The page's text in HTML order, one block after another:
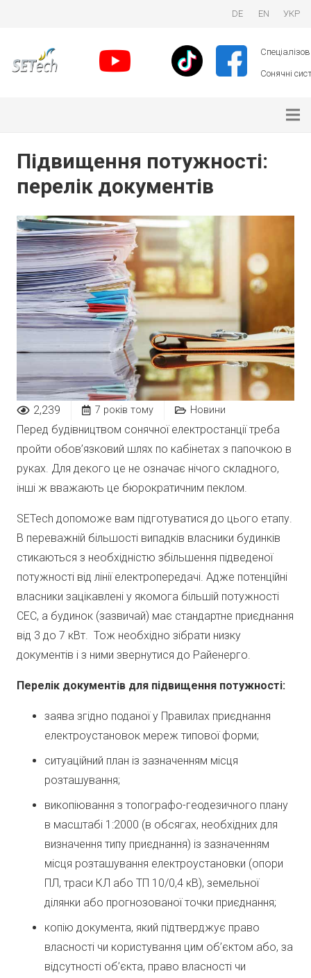
DE EN УКР
Сонячні
Підвищення потужності:
перелік документів
2,239 7 років тому Новини
Перед будівництвом сонячної електростанції треба
пройти обов’язковий шлях по кабінетах з папочкою в
руках. Для декого це не означає нічого складного,
інші ж вважають це бюрократичним пеклом.
SETech допоможе вам підготуватися до цього етапу.
В переважній більшості випадків власники будинків
стикаються з необхідністю збільшення підведеної
потужності від лінії електропередачі. Адже потенційні
власники зацікавлені у якомога більшій потужності
СЕС, а будинок (зазвичай) має стандартне приєднання
від 3 до 7 кВт. Тож необхідно зібрати низку
документів і з ними звернутися до Райенерго.
Перелік документів для підвищення потужності:
заява згідно поданої у Правилах приєднання
електроустановок мереж типової форми;
ситуаційний план із зазначенням місця
розташування;
викопіювання з топографо-геодезичного плану
в масштабі 1:2000 (в обсягах, необхідних для
визначення типу приєднання) із зазначенням
місця розташування електроустановки (опори
ПЛ, траси КЛ або ТП 10/0,4 кВ), земельної
ділянки або прогнозованої точки приєднання;
копію документа, який підтверджує право
власності чи користування цим об’єктом або, за
відсутності об’єкта, право власності чи